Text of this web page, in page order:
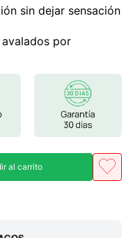
sin dejar sensación
por
al carrito